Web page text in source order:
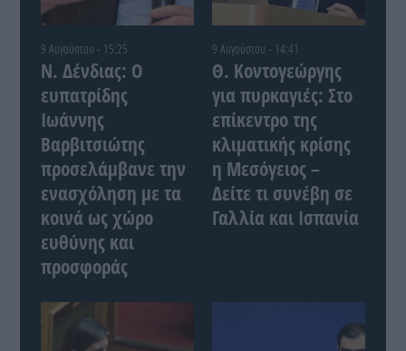
9 Αυγούστου - 15:25
Ν. Δένδιας: Ο
ευπατρίδης
Ιωάννης
Βαρβιτσιώτης
προσελάμβανε την
ενασχόληση με τα
κοινά ως χώρο
ευθύνης και
προσφοράς
9 Αυγούστου - 14:41
Θ. Κοντογεώργης
για πυρκαγιές: Στο
επίκεντρο της
κλιματικής κρίσης
η Μεσόγειος –
Δείτε τι συνέβη σε
Γαλλία και Ισπανία